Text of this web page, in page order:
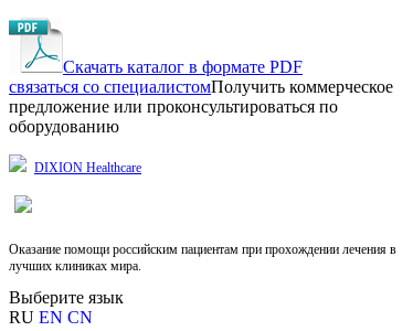
Скачать каталог в формате PDF
cвязаться со специалистомПолучить коммерческое
предложение или проконсультироваться по
оборудованию
DIXION Healthcare
Оказание помощи российским пациентам при прохождении лечения в
лучших клиниках мира.
Выберите язык
RU EN CN